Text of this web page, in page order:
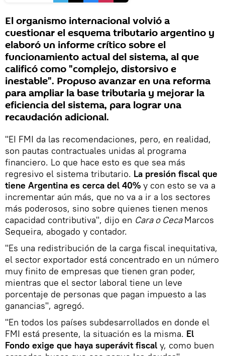
El organismo internacional volvió a
cuestionar el esquema tributario argentino y
elaboró un informe crítico sobre el
funcionamiento actual del sistema, al que
calificó como "complejo, distorsivo e
inestable". Propuso avanzar en una reforma
para ampliar la base tributaria y mejorar la
eficiencia del sistema, para lograr una
recaudación adicional.
"EI FMI da las recomendaciones, pero, en realidad,
son pautas contractuales unidas al programa
financiero. Lo que hace esto es que sea más
regresivo el sistema tributario. La presión fiscal que
tiene Argentina es cerca del 40% y con esto se va a
incrementar aún más, que no va a ir a los sectores
más poderosos, sino sobre quienes tienen menos
capacidad contributiva", dijo en Cara o CecaMarcos
Sequeira, abogado y contador.
"Es una redistribución de la carga fiscal inequitativa,
el sector exportador está concentrado en un número
muy finito de empresas que tienen gran poder,
mientras que el sector laboral tiene un leve
porcentaje de personas que pagan impuesto a las
ganancias", agregó.
"En todos los países subdesarrollados en donde el
FMI está presente, la situación es la misma. El
Fondo exige que haya superávit fiscal y, como buen